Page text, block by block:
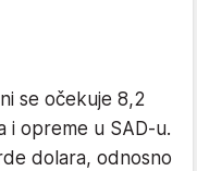
se očekuje 8,2
i opreme u SAD-u.
dolara, odnosno